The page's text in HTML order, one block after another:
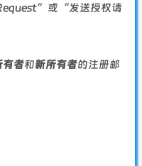
或“发送授权请
有者和新所有者的注册邮